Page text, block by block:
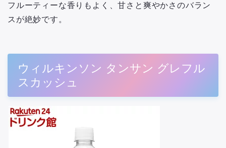
フルーティーな香りもよく、甘さと爽やかさのバラン
スが絶妙です。
ウィルキンソン タンサン グレフル
スカッシュ